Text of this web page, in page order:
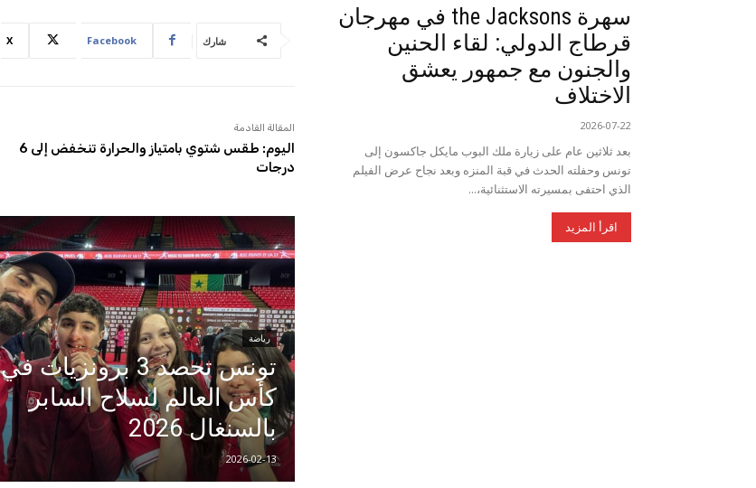
شارك Facebook
X
المقالة القادمة
اليوم: طقس شتوي بامتياز والحرارة تنخفض إلى 6
درجات
رياضة
تونس تحصد 3 برونزيات في
كأس العالم لسلاح السابر
بالسنغال 2026
2026-02-13
سهرة the Jacksons في مهرجان
قرطاج الدولي: لقاء الحنين
والجنون مع جمهور يعشق
الاختلاف
2026-07-22
بعد ثلاثين عام على زيارة ملك البوب مايكل جاكسون إلى
تونس وحفلته الحدث في قبة المنزه وبعد نجاح عرض الفيلم
الذي احتفى بمسيرته الاستثنائية،...
اقرأ المزيد